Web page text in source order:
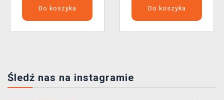
Do koszyka Do koszyka
Śledź nas na instagramie